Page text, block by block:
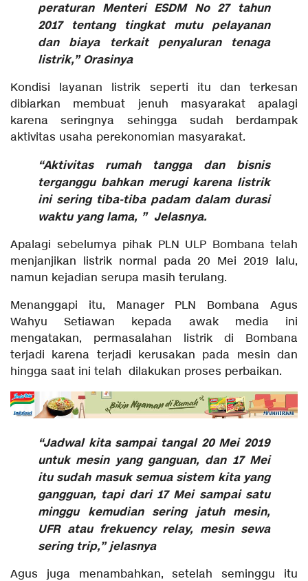
peraturan Menteri ESDM No 27 tahun
2017 tentang tingkat mutu pelayanan
dan biaya terkait penyaluran tenaga
listrik,” Orasinya
Kondisi layanan listrik seperti itu dan terkesan
dibiarkan membuat jenuh masyarakat apalagi
karena seringnya sehingga sudah berdampak
aktivitas usaha perekonomian masyarakat.
“Aktivitas rumah tangga dan bisnis
terganggu bahkan merugi karena listrik
ini sering tiba-tiba padam dalam durasi
waktu yang lama, ” Jelasnya.
Apalagi sebelumya pihak PLN ULP Bombana telah
menjanjikan listrik normal pada 20 Mei 2019 lalu,
namun kejadian serupa masih terulang.
Menanggapi itu, Manager PLN Bombana Agus
Wahyu Setiawan kepada awak media ini
mengatakan, permasalahan listrik di Bombana
terjadi karena terjadi kerusakan pada mesin dan
hingga saat ini telah dilakukan proses perbaikan.
“Jadwal kita sampai tangal 20 Mei 2019
untuk mesin yang ganguan, dan 17 Mei
itu sudah masuk semua sistem kita yang
gangguan, tapi dari 17 Mei sampai satu
minggu kemudian sering jatuh mesin,
UFR atau frekuency relay, mesin sewa
sering trip,” jelasnya
Agus juga menambahkan, setelah seminggu itu